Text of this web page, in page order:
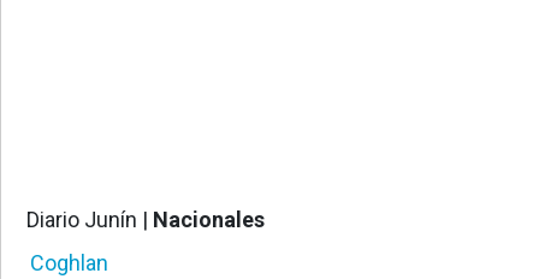
Diario Junín | Nacionales
Coghlan